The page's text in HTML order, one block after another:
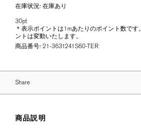
在庫状況: 在庫あり
30pt
＊表示ポイントは1mあたりのポイント数で
ントは変動いたします。
商品番号: 21-3631241S60-TER
Share
商品説明